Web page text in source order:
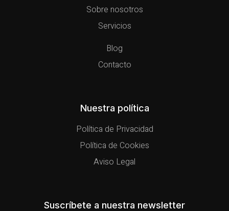
Sobre nosotros
Servicios
Blog
Contacto
Nuestra política
Política de Privacidad
Política de Cookies
Aviso Legal
Suscríbete a nuestra newsletter